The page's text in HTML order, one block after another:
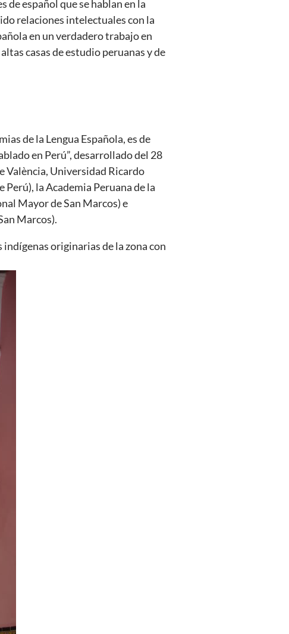
de español que se hablan en la
relaciones intelectuales con la
en un verdadero trabajo en
casas de estudio peruanas y de
de la Lengua Española, es de
en Perú”, desarrollado del 28
València, Universidad Ricardo
la Academia Peruana de la
Mayor de San Marcos) e
Marcos).
originarias de la zona con